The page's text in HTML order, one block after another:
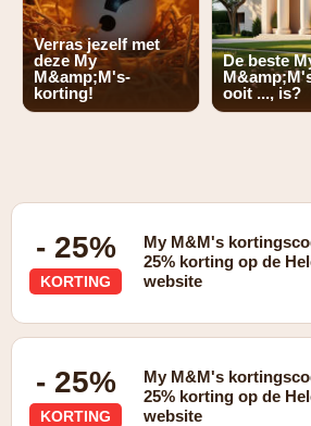
Verras jezelf met
deze My
M&amp;M's-
korting!
De beste
ooit ..., is?
- 25%
KORTING
My M&M's
25% korting op de
website
- 25%
KORTING
My M&M's
25% korting op de
website